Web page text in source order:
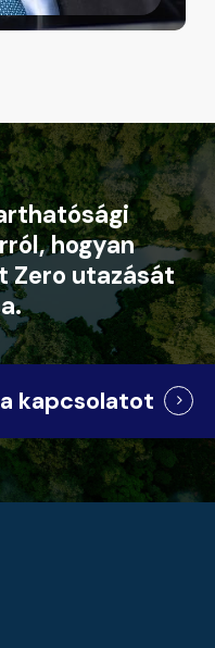
hogyan
Zero utazását
kapcsolatot